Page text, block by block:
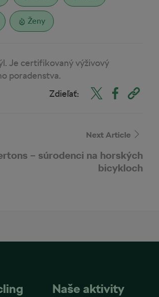
Ženy
Je certifikovaný výživový
poradenstva.
Zdieľať:
Next Article
– súrodenci na horských
bicykloch
Naše aktivity